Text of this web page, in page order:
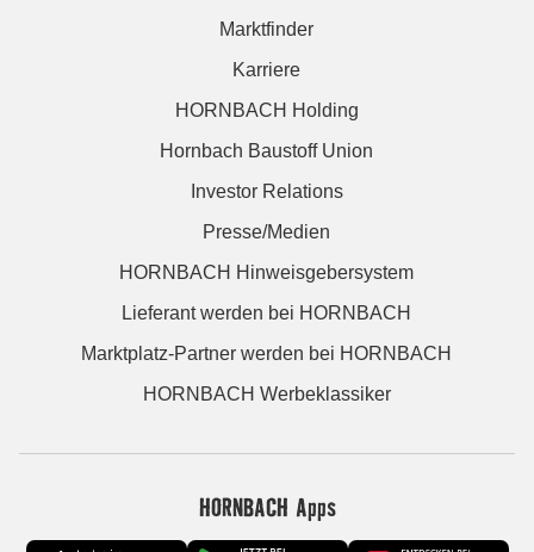
Marktfinder
Karriere
HORNBACH Holding
Hornbach Baustoff Union
Investor Relations
Presse/Medien
HORNBACH Hinweisgebersystem
Lieferant werden bei HORNBACH
Marktplatz-Partner werden bei HORNBACH
HORNBACH Werbeklassiker
HORNBACH Apps